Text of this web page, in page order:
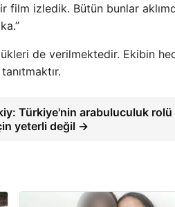
film izledik. Bütün bunlar
de verilmektedir. Ekibin
Türkiye'nin arabuluculuk rolü
yeterli değil →